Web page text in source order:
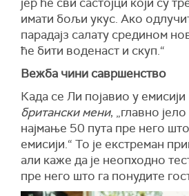
имати бољи укус. Ако
парадајз салату средином
ће бити воденаст и скуп.“
Вежба чини савршенство
Када се Ли појавио у емисији
британски мени, „главно
најмање 50 пута пре него
емисији.“ То је екстреман
али каже да је неопходно
пре него што га понудите